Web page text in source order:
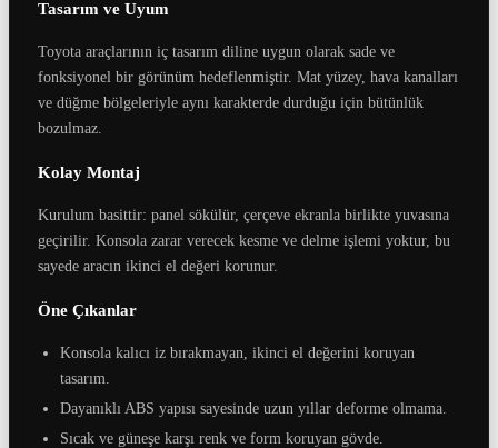
Tasarım ve Uyum
Toyota araçlarının iç tasarım diline uygun olarak sade ve
fonksiyonel bir görünüm hedeflenmiştir. Mat yüzey, hava kanalları
ve düğme bölgeleriyle aynı karakterde durduğu için bütünlük
bozulmaz.
Kolay Montaj
Kurulum basittir: panel sökülür, çerçeve ekranla birlikte yuvasına
geçirilir. Konsola zarar verecek kesme ve delme işlemi yoktur, bu
sayede aracın ikinci el değeri korunur.
Öne Çıkanlar
Konsola kalıcı iz bırakmayan, ikinci el değerini koruyan
tasarım.
Dayanıklı ABS yapısı sayesinde uzun yıllar deforme olmama.
Sıcak ve güneşe karşı renk ve form koruyan gövde.